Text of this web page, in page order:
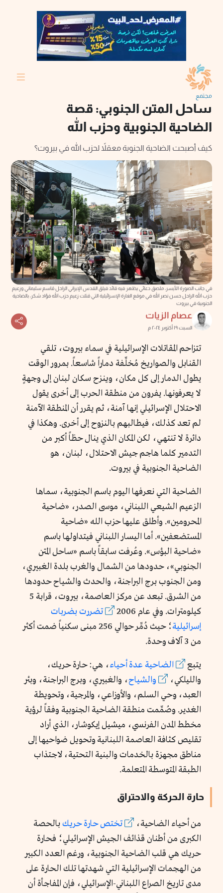
مجتمع
ساحل المتن الجنوبي: قصة
الضاحية الجنوبية وحزب الله
كيف أصبحت الضاحية الجنوبة معقلاً لحزب الله في بيروت؟
في جانب الصورة الأيسر، ملصق دعائي يظهر فيه قائد فيلق القدس الإيراني الراحل قاسم سليماني وزعيم
حزب الله الراحل حسن نصر الله في موقع الغارة الإسرائيلية التي قتلت زعيم حزب الله فؤاد شكر، بالضاحية
الجنوبية في بيروت
عصام الزيات
السبت ١٩ أكتوبر ٢٠٢٤ م
تتزاحم المقاتلات الإسرائيلية في سماء بيروت، تلقي
القنابل والصواريخ مُخلِّفة دماراً شاسعاً. بمرور الوقت
يطول الدمار إلى كل مكان، وينزح سكان لبنان إلى وجهةٍ
لا يعرفونها. يفرون من منطقة الحرب إلى أخرى يقول
الاحتلال الإسرائيلي إنها آمنة، ثم يقرر أن المنطقة الآمنة
لم تعد كذلك، فيطالبهم بالنزوح إلى أخرى. وهكذا في
دائرة لا تنتهي، لكن المكان الذي ينال حظاً أكبر من
التدمير كلما هاجم جيش الاحتلال، لبنان، هو
الضاحية الجنوبية في بيروت.
الضاحية التي نعرفها اليوم باسم الجنوبية، سماها
الزعيم الشيعي اللبناني، موسى الصدر، «ضاحية
المحرومين». وأطلق عليها حزب الله «ضاحية
المستضعفين». أما اليسار اللبناني فيتداولها باسم
«ضاحية البؤس». وعُرفت سابقاً باسم «ساحل المتن
الجنوبي»، حدودها من الشمال والغرب بلدة الغبيري،
ومن الجنوب برج البراجنة، والحدث والشياح حدودها
من الشرق. تبعد عن مركز العاصمة، بيروت، قرابة 5
كيلومترات. وفي عام 2006
تضررت بضربات
إسرائيلية
؛ حيث دُمِّر حوالي 256 مبنى سكنياً ضمت أكثر
من 3 آلاف وحدة.
يتبع الضاحية عدة أحياء، هي: حارة حريك،
والليلكي،
والشياح، والغبيري، وبرج البراجنة، وبئر
العبد، وحي السلم، والأوزاعي، والمرجية، وتحويطة
الغدير. وصُمِّمت منطقة الضاحية الجنوبية وفقاً لرؤية
مخطط المدن الفرنسي، ميشيل إيكوشار، الذي أراد
تقليص كثافة العاصمة اللبنانية وتحويل ضواحيها إلى
مناطق مجهزة بالخدمات والبنية التحتية، لاجتذاب
الطبقة المتوسطة المتعلمة.
حارة الحركة والاحتراق
من أحياء الضاحية، تختص حارة حريكبالحصة
الكبرى من أطنان قذائف الجيش الإسرائيلي؛ فحارة
حريك هي قلب الضاحية الجنوبية، ورغم العدد الكبير
من الهجمات الإسرائيلية التي شهدتها تلك الحارة على
مدى تاريخ الصراع اللبناني-الإسرائيلي، فإن المفاجأة أن